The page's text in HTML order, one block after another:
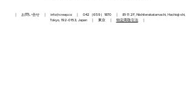
｜ お問い合せ ｜ info@creap.co｜ 042（659）1870 ｜ 81-11 2F, Nishiterakatamachi, Hachioji-shi,
Tokyo, 192-0153, Japan ｜ 東京 ｜ 特定商取引法｜